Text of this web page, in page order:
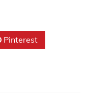
Pinterest